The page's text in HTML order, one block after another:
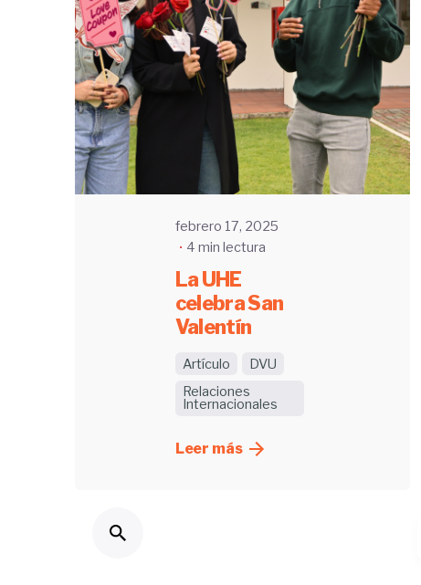
Enviado
UHE
febrero 17, 2025
4 min lectura
La UHE
celebra San
Valentín
Artículo
DVU
Relaciones
Internacionales
Leer más